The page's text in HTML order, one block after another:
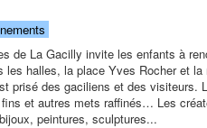
de La Gacilly invite les enfants à
les halles, la place Yves Rocher et la
prisé des gaciliens et des visiteurs.
et autres mets raffinés… Les
peintures, sculptures...